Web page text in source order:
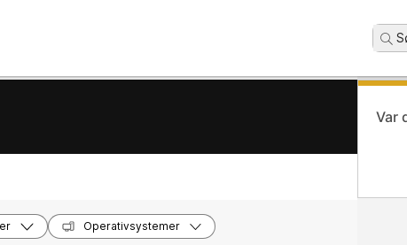
Operativsystemer
Var